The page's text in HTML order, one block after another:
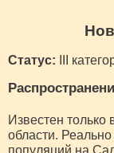
Статус: III
Известен
области.